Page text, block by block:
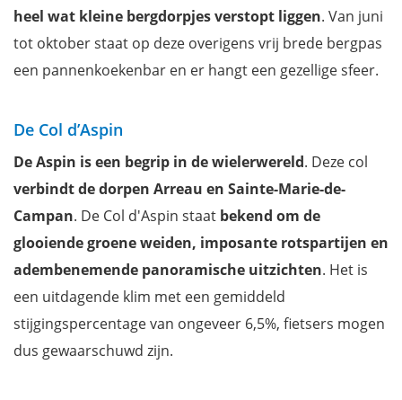
heel wat kleine bergdorpjes verstopt liggen. Van juni
tot oktober staat op deze overigens vrij brede bergpas
een pannenkoekenbar en er hangt een gezellige sfeer.
De Col d’Aspin
De Aspin is een begrip in de wielerwereld. Deze col
verbindt de dorpen Arreau en Sainte-Marie-de-
Campan. De Col d'Aspin staat bekend om de
glooiende groene weiden, imposante rotspartijen en
adembenemende panoramische uitzichten. Het is
een uitdagende klim met een gemiddeld
stijgingspercentage van ongeveer 6,5%, fietsers mogen
dus gewaarschuwd zijn.